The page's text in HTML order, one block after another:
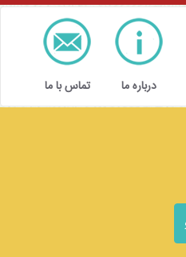
درباره ما تماس با ما